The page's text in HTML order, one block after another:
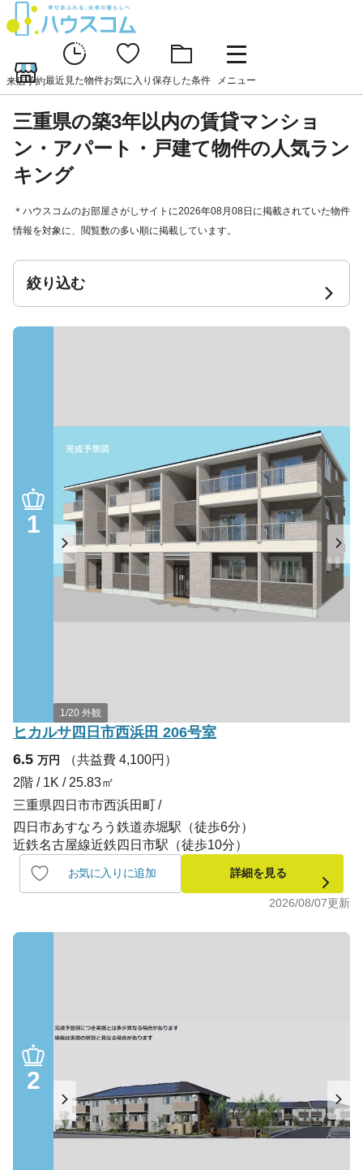
来店予約最近見た物件お気に入り 保存した条件 メニュー
三重県の築3年以内の賃貸マンショ
ン・アパート・戸建て物件の人気ラン
キング
＊ハウスコムのお部屋さがしサイトに2026年08月08日に掲載されていた物件
情報を対象に、閲覧数の多い順に掲載しています。
絞り込む
1
1/20 外観
ヒカルサ四日市西浜田 206号室
6.5 万円
（共益費 4,100円）
2階 / 1K / 25.83㎡
三重県四日市市西浜田町
四日市あすなろう鉄道赤堀駅（徒歩6分）
近鉄名古屋線近鉄四日市駅（徒歩10分）
お気に入りに追加 詳細を見る
2026/08/07更新
2